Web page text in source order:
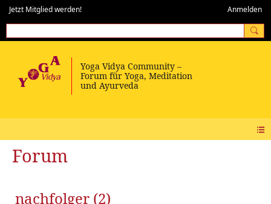
Jetzt Mitglied werden! Anmelden
Forum
nachfolger (2)